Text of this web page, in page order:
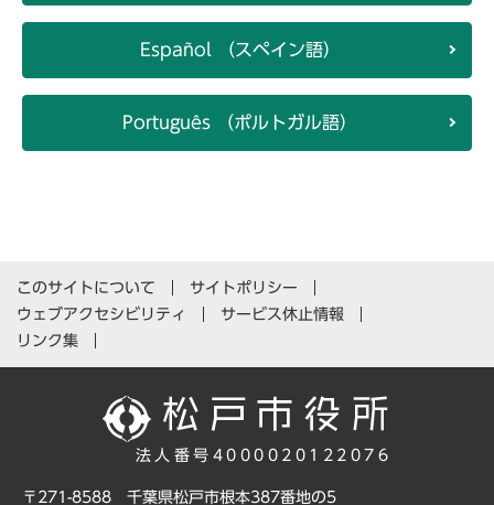
Español （スペイン語）
Português （ポルトガル語）
このサイトについて
サイトポリシー
ウェブアクセシビリティ
サービス休止情報
リンク集
法人番号4000020122076
〒271-8588 千葉県松戸市根本387番地の5